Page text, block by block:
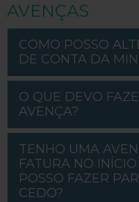
AVENÇAS
COMO POSSO
DE CONTA DA
O QUE DEVO
AVENÇA?
TENHO UMA
FATURA NO
POSSO FAZER
CEDO?